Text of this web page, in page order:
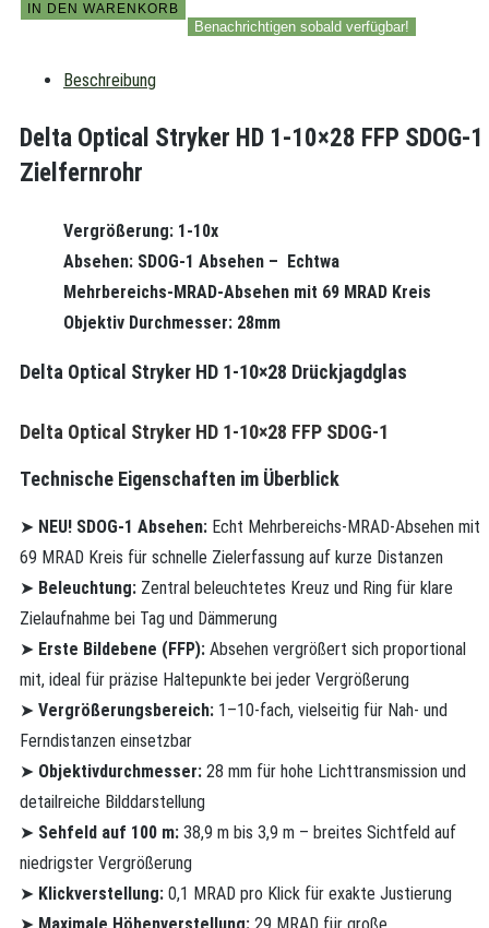
IN DEN WARENKORB
Benachrichtigen sobald verfügbar!
Beschreibung
Delta Optical Stryker HD 1-10×28 FFP SDOG-1
Zielfernrohr
Vergrößerung: 1-10x
Absehen: SDOG-1 Absehen – Echtwa
Mehrbereichs-MRAD-Absehen mit 69 MRAD Kreis
Objektiv Durchmesser: 28mm
Delta Optical Stryker HD 1-10×28 Drückjagdglas
Delta Optical Stryker HD 1-10×28 FFP SDOG-1
Technische Eigenschaften im Überblick
➤ NEU! SDOG-1 Absehen: Echt Mehrbereichs-MRAD-Absehen mit
69 MRAD Kreis für schnelle Zielerfassung auf kurze Distanzen
➤ Beleuchtung: Zentral beleuchtetes Kreuz und Ring für klare
Zielaufnahme bei Tag und Dämmerung
➤ Erste Bildebene (FFP): Absehen vergrößert sich proportional
mit, ideal für präzise Haltepunkte bei jeder Vergrößerung
➤ Vergrößerungsbereich: 1–10-fach, vielseitig für Nah- und
Ferndistanzen einsetzbar
➤ Objektivdurchmesser: 28 mm für hohe Lichttransmission und
detailreiche Bilddarstellung
➤ Sehfeld auf 100 m: 38,9 m bis 3,9 m – breites Sichtfeld auf
niedrigster Vergrößerung
➤ Klickverstellung: 0,1 MRAD pro Klick für exakte Justierung